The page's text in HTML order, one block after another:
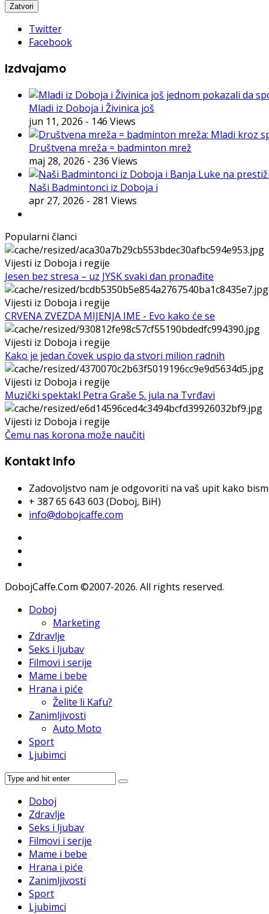
Twitter
Facebook
Izdvajamo
Mladi iz Doboja i Živinica još
jun 11, 2026 - 146 Views
Društvena mreža = badminton mrež
maj 28, 2026 - 236 Views
Naši Badmintonci iz Doboja i
apr 27, 2026 - 281 Views
Popularni članci
Vijesti iz Doboja i regije
Jesen bez stresa – uz JYSK svaki dan pronađite
Vijesti iz Doboja i regije
CRVENA ZVEZDA MIJENJA IME - Evo kako će se
Vijesti iz Doboja i regije
Kako je jedan čovek uspio da stvori milion radnih
Vijesti iz Doboja i regije
Muzički spektakl Petra Graše 5. jula na Tvrđavi
Vijesti iz Doboja i regije
Čemu nas korona može naučiti
Kontakt Info
Zadovoljstvo nam je odgovoriti na vaš upit kako
+ 387 65 643 603 (Doboj, BiH)
info@dobojcaffe.com
DobojCaffe.Com ©2007-2026. All rights reserved.
Doboj
Marketing
Zdravlje
Seks i ljubav
Filmovi i serije
Mame i bebe
Hrana i piće
Želite li Kafu?
Zanimljivosti
Auto Moto
Sport
Ljubimci
Doboj
Zdravlje
Seks i ljubav
Filmovi i serije
Mame i bebe
Hrana i piće
Zanimljivosti
Sport
Ljubimci